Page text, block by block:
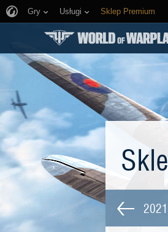
Gry Usługi Sklep Premium
2021